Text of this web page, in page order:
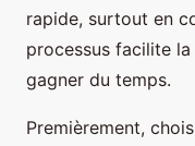
rapide, surtout en
processus facilite
gagner du temps.
Premièrement,